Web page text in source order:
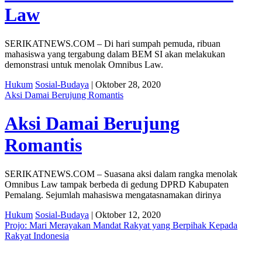
Law
SERIKATNEWS.COM – Di hari sumpah pemuda, ribuan
mahasiswa yang tergabung dalam BEM SI akan melakukan
demonstrasi untuk menolak Omnibus Law.
Hukum Sosial-Budaya | Oktober 28, 2020
Aksi Damai Berujung Romantis
Aksi Damai Berujung
Romantis
SERIKATNEWS.COM – Suasana aksi dalam rangka menolak
Omnibus Law tampak berbeda di gedung DPRD Kabupaten
Pemalang. Sejumlah mahasiswa mengatasnamakan dirinya
Hukum Sosial-Budaya | Oktober 12, 2020
Projo: Mari Merayakan Mandat Rakyat yang Berpihak Kepada
Rakyat Indonesia